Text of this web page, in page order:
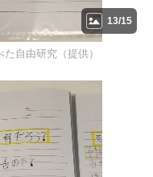
13/15
自由研究（提供）